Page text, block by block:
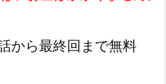
から最終回まで無料